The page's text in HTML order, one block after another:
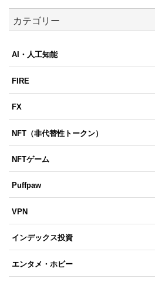
カテゴリー
AI・人工知能
FIRE
FX
NFT（非代替性トークン）
NFTゲーム
Puffpaw
VPN
インデックス投資
エンタメ・ホビー